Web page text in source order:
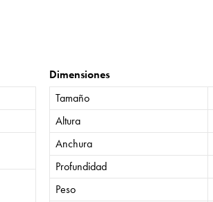
Dimensiones
Tamaño
Altura
Anchura
Profundidad
Peso